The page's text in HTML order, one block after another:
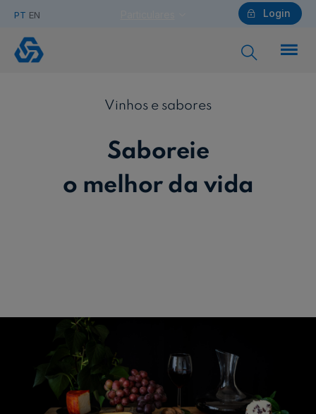
PT EN Login
Ajuda Empresas
Quero ser cliente:
Aderir ao Caixadirecta Particulares
Vinhos
e
Vinhos e sabores
Saboreie
o melhor da vida